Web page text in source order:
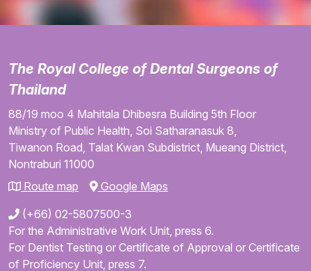
The Royal College of Dental Surgeons of
Thailand
88/19 moo 4 Mahitala Dhibesra Building 5th Floor
Ministry of Public Health, Soi Satharanasuk 8,
Tiwanon Road, Talat Kwan Subdistrict, Mueang District,
Nontraburi 11000
Route map
Google Maps
(+66) 02-5807500-3
For the Administrative Work Unit, press 6.
For Dentist Testing or Certificate of Approval or Certificate
of Proficiency Unit, press 7.